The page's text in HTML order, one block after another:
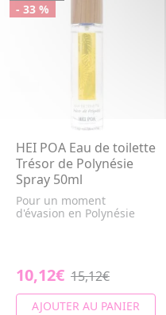
- 33 %
HEI POA Eau de toilette
Trésor de Polynésie
Spray 50ml
Pour un moment
d'évasion en Polynésie
10,12€ 15,12€
AJOUTER AU PANIER